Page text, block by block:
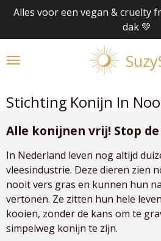
Ga
naar
de
Alles voor een vegan & cruelty
dak 💚
Stichting Konijn In
Alle konijnen vrij! Stop
In Nederland leven nog altijd
vleesindustrie. Deze dieren zien
nooit vers gras en kunnen hun
vertonen. Ze zitten hun hele
kooien, zonder de kans om te
simpelweg konijn te zijn.